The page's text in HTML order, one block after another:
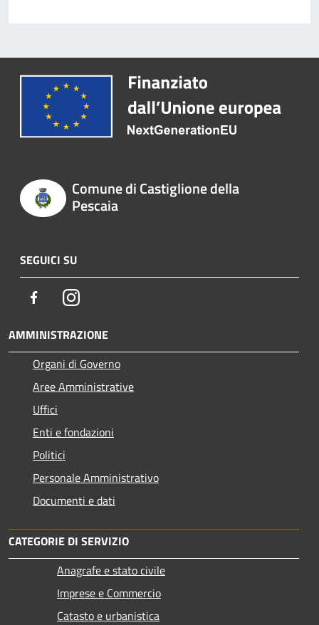
Comune di Castiglione della
Pescaia
SEGUICI SU
FacebookInstagram
AMMINISTRAZIONE
Organi di Governo
Aree Amministrative
Uffici
Enti e fondazioni
Politici
Personale Amministrativo
Documenti e dati
CATEGORIE DI SERVIZIO
Anagrafe e stato civile
Imprese e Commercio
Catasto e urbanistica